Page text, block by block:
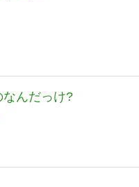
んだっけ?